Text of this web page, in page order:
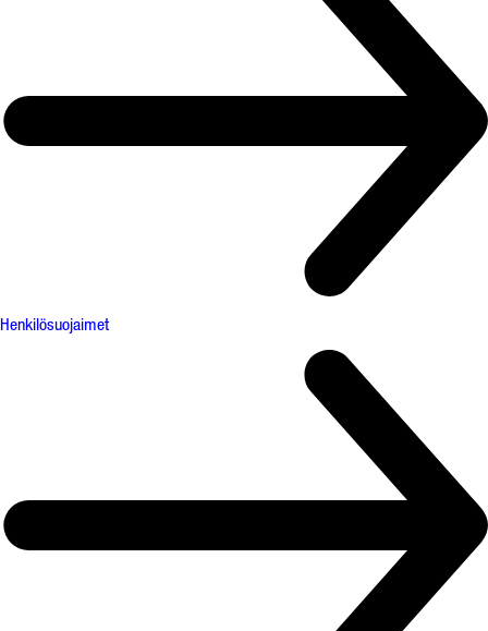
Henkilösuojaimet